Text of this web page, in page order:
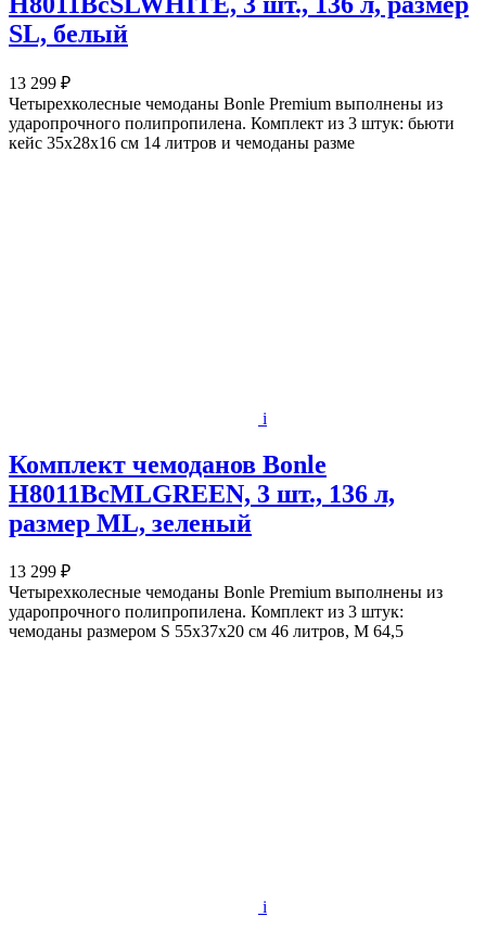
SL, белый
13 299 ₽
Четырехколесные чемоданы Bonle Premium выполнены из
ударопрочного полипропилена. Комплект из 3 штук: бьюти
кейс 35х28х16 см 14 литров и чемоданы разме
i
Комплект чемоданов Bonle
H8011BcMLGREEN, 3 шт., 136 л,
размер ML, зеленый
13 299 ₽
Четырехколесные чемоданы Bonle Premium выполнены из
ударопрочного полипропилена. Комплект из 3 штук:
чемоданы размером S 55х37х20 см 46 литров, M 64,5
i